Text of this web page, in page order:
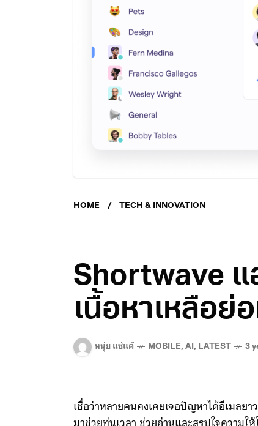
HOME TECH & INNOVATION
Shortwave แ
เนื้อหาเหลือย่
หนุ่ย แซ่แต้ MOBILE, AI, LATEST 3
เชื่อว่าหลายคนคงเคยเจอปัญหาได้อีเมลยา
มาช่วยทุ่นเวลา ช่วยอ่านและสรุปใจความใ